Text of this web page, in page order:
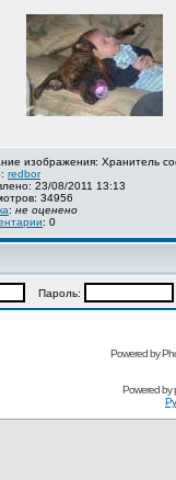
изображения: Хранитель
redbor
23/08/2011 13:13
34956
: не оценено
: 0
Пароль:
Powered by
Powered by